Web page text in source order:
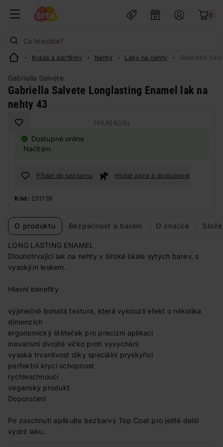
0
Krása a parfémy Nehty Laky na nehty Gabriella
Gabriella Salvete
Gabriella Salvete Longlasting Enamel lak na
nehty 43
109,90 Kč/ks
Dostupné online
Načítám
Přidat do seznamu Hlídat akce a dostupnost
Kód: 231739
O produktu Bezpečnost a balení O značce
LONG LASTING ENAMEL
Dlouhotrvající lak na nehty v široké škále sytých barev, s
vysokým leskem.
Hlavní benefity
výjimečně bohatá textura, která vykouzlí efekt o několika
dimenzích
ergonomický štěteček pro precizní aplikaci
inovativní dvojité víčko proti vysychání
vysoká trvanlivost díky speciální pryskyřici
perfektní krycí schopnost
rychleschnoucí
veganský produkt
Doporučení
Po zaschnutí aplikujte bezbarvý Top Coat pro ještě delší
výdrž laku.